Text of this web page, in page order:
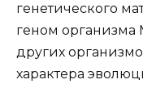
генетического
геном организма
других
характера